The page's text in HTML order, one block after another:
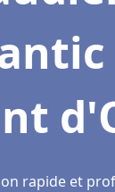
rapide et